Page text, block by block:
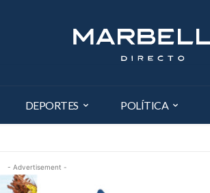
DEPORTES POLÍTICA
- Advertisement -